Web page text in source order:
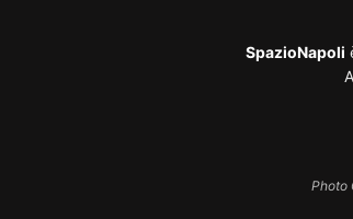
SpazioNapoli
Photo